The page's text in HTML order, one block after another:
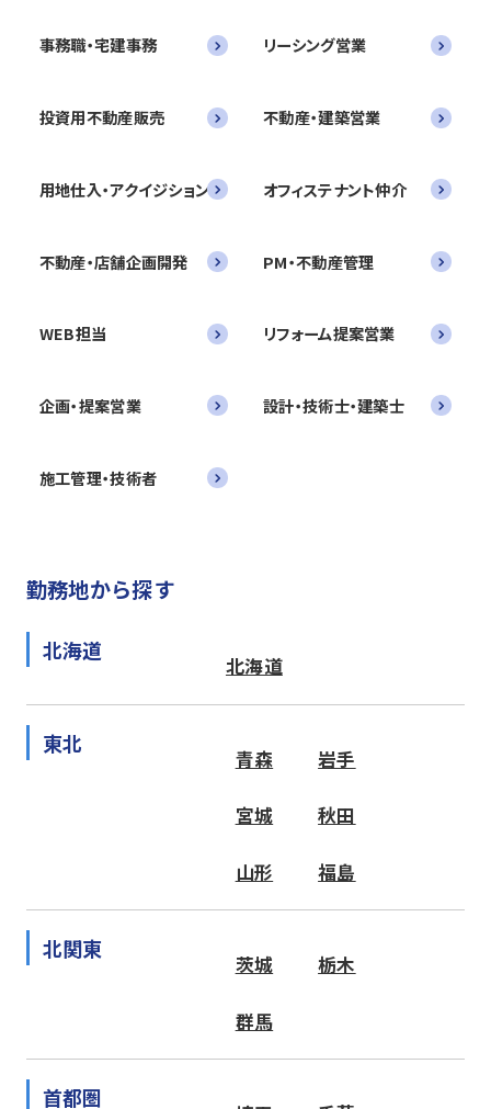
事務職・宅建事務 リーシング営業
投資用不動産販売 不動産・建築営業
用地仕入・アクイジション オフィステナント仲介
不動産・店舗企画開発 PM・不動産管理
WEB担当 リフォーム提案営業
企画・提案営業 設計・技術士・建築士
施工管理・技術者
勤務地から探す
北海道
北海道
東北
青森 岩手
宮城 秋田
山形 福島
北関東
茨城 栃木
群馬
首都圏